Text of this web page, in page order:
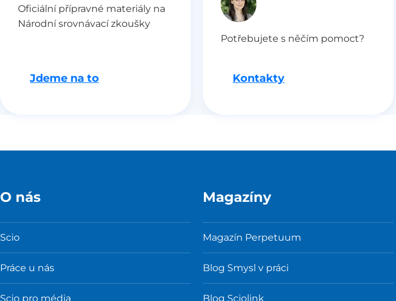
Oficiální přípravné materiály na
Národní srovnávací zkoušky
Jdeme na to
Potřebujete s něčím pomoct?
Kontakty
O nás
Scio
Práce u nás
Scio pro média
Magazíny
Magazín Perpetuum
Blog Smysl v práci
Blog Sciolink